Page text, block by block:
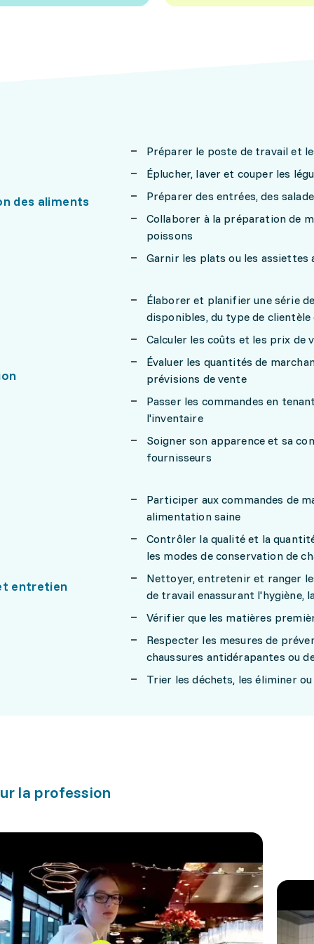
des aliments
Préparer le poste de travail et
Éplucher, laver et couper les
Préparer des entrées, des
Collaborer à la préparation de
poissons
Garnir les plats ou les assiettes
Élaborer et planifier une série
disponibles, du type de clientèle
Calculer les coûts et les prix de
Évaluer les quantités de
prévisions de vente
Passer les commandes en
l'inventaire
Soigner son apparence et sa
fournisseurs
entretien
Participer aux commandes de
alimentation saine
Contrôler la qualité et la
les modes de conservation de
Nettoyer, entretenir et ranger
de travail enassurant l'hygiène,
Vérifier que les matières
Respecter les mesures de
chaussures antidérapantes ou
Trier les déchets, les éliminer
la profession